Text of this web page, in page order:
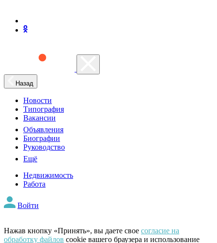
Назад
Новости
Типография
Вакансии
Объявления
Биографии
Руководство
Ещё
Недвижимость
Работа
Войти
Нажав кнопку «Принять», вы даете свое согласие на
обработку файлов cookie вашего браузера и использование